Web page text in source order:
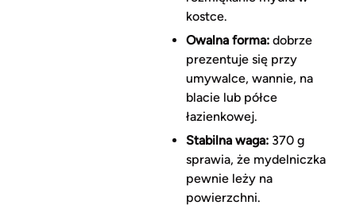
kostce.
Owalna forma:dobrze
prezentuje się przy
umywalce, wannie, na
blacie lub półce
łazienkowej.
Stabilna waga:370 g
sprawia, że mydelniczka
pewnie leży na
powierzchni.